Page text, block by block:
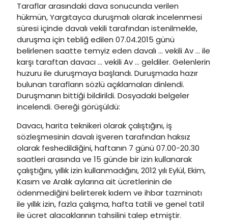
Taraflar arasındaki dava sonucunda verilen
hükmün, Yargıtayca duruşmalı olarak incelenmesi
süresi içinde davalı vekili tarafından istenilmekle,
duruşma için tebliğ edilen 07.04.2015 günü
belirlenen saatte temyiz eden davalı … vekili Av … ile
karşı taraftan davacı … vekili Av … geldiler. Gelenlerin
huzuru ile duruşmaya başlandı. Duruşmada hazır
bulunan tarafların sözlü açıklamaları dinlendi.
Duruşmanın bittiği bildirildi. Dosyadaki belgeler
incelendi. Gereği görüşüldü:
Davacı, harita teknikeri olarak çalıştığını, iş
sözleşmesinin davalı işveren tarafından haksız
olarak feshedildiğini, haftanın 7 günü 07.00-20.30
saatleri arasında ve 15 günde bir izin kullanarak
çalıştığını, yıllık izin kullanmadığını, 2012 yılı Eylül, Ekim,
Kasım ve Aralık aylarına ait ücretlerinin de
ödenmediğini belirterek kıdem ve ihbar tazminatı
ile yıllık izin, fazla çalışma, hafta tatili ve genel tatil
ile ücret alacaklarının tahsilini talep etmiştir.